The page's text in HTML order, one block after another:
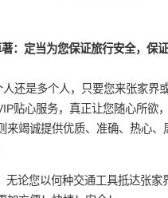
：定当为您保证旅行安全，保
人还是多个人，只要您来张家
贴心服务，真正让您随心所欲
来竭诚提供优质、准确、热心
无论您以何种交通工具抵达张